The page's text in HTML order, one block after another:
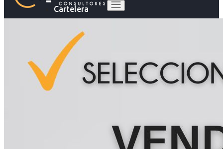
Cartelera
Contacto
Ingresa tu Curriculum ->
Servicios
Cartelera
Noticias